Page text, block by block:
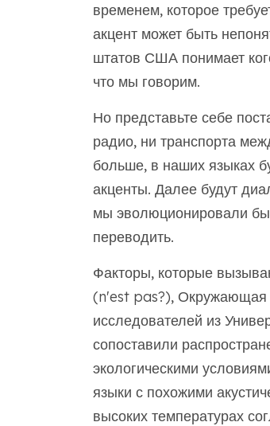
временем, которое
акцент может быть
штатов США понимает
что мы говорим.
Но представьте себе
радио, ни транспорта
больше, в наших языках
акценты. Далее будут
мы эволюционировали
переводить.
Факторы, которые
(n'est pas?), Окружающая
исследователей из
сопоставили
экологическими
языки с похожими
высоких температурах